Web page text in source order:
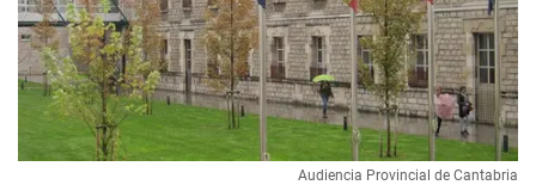
Audiencia Provincial de Cantabria